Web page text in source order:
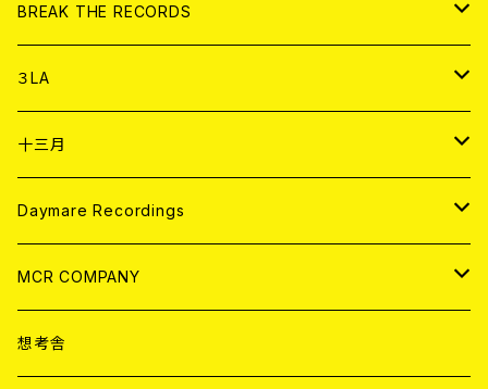
書籍
DIGITAL CONTENTS
アナログ
CD
アナログ
BREAK THE RECORDS
CD
ANALOG
アパレル
３LA
CD
ANALOG
十三月
CD
ANALOG
Daymare Recordings
CD
ANALOG
MCR COMPANY
CD
想考舎